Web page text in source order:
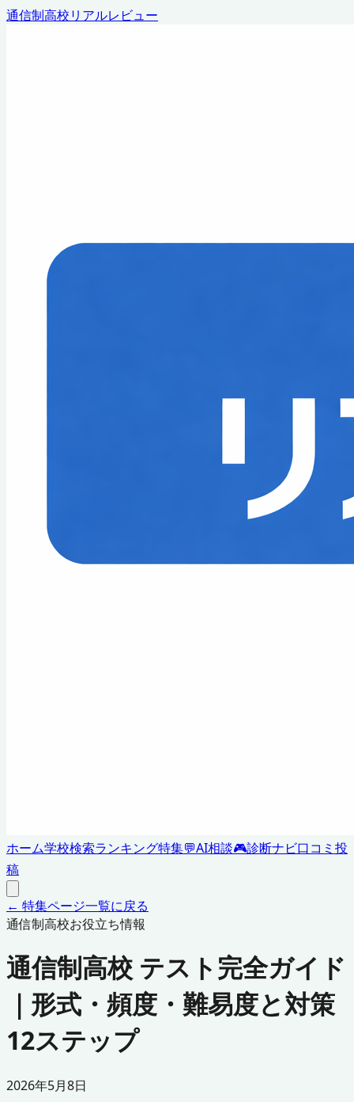
通信制高校リアルレビュー
ホーム学校検索ランキング特集💬AI相談🎮診断ナビ口コミ投
稿
← 特集ページ一覧に戻る
通信制高校お役立ち情報
通信制高校 テスト完全ガイド
｜形式・頻度・難易度と対策
12ステップ
2026年5月8日